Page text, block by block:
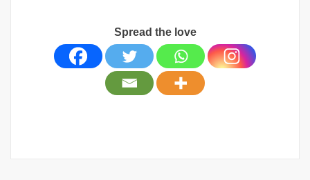
Spread the love